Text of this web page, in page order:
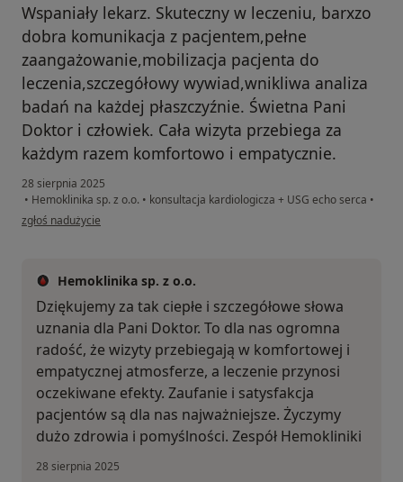
Wspaniały lekarz. Skuteczny w leczeniu, barxzo
dobra komunikacja z pacjentem,pełne
zaangażowanie,mobilizacja pacjenta do
leczenia,szczegółowy wywiad,wnikliwa analiza
badań na każdej płaszczyźnie. Świetna Pani
Doktor i człowiek. Cała wizyta przebiega za
każdym razem komfortowo i empatycznie.
28 sierpnia 2025
• Hemoklinika sp. z o.o. • konsultacja kardiologicza + USG echo serca •
w opinii użytkownika Córka pacjentki
zgłoś nadużycie
Hemoklinika sp. z o.o.
Dziękujemy za tak ciepłe i szczegółowe słowa
uznania dla Pani Doktor. To dla nas ogromna
radość, że wizyty przebiegają w komfortowej i
empatycznej atmosferze, a leczenie przynosi
oczekiwane efekty. Zaufanie i satysfakcja
pacjentów są dla nas najważniejsze. Życzymy
dużo zdrowia i pomyślności. Zespół Hemokliniki
28 sierpnia 2025